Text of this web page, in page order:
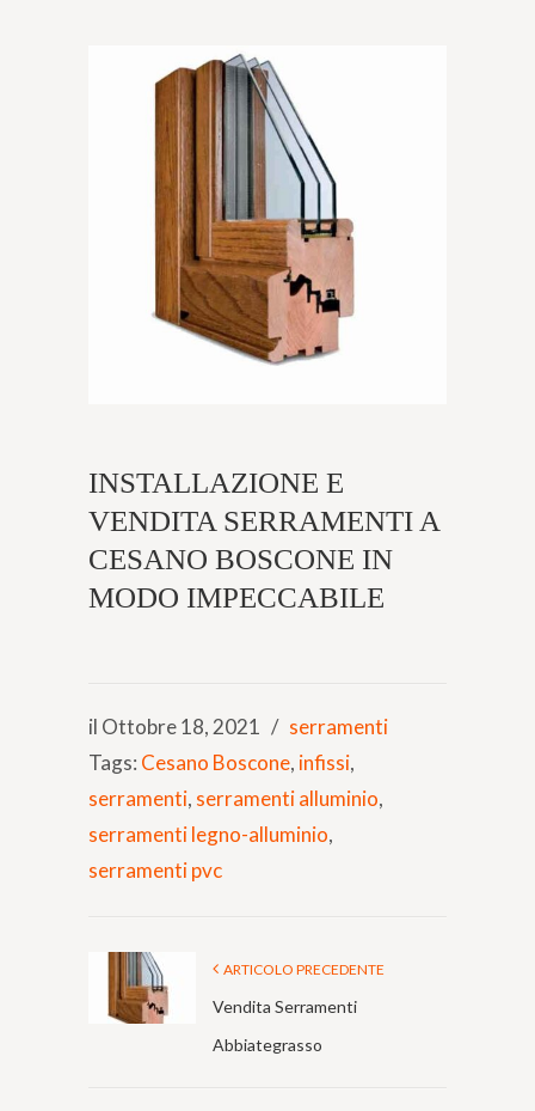
INSTALLAZIONE E
VENDITA SERRAMENTI A
CESANO BOSCONE IN
MODO IMPECCABILE
il Ottobre 18, 2021 / serramenti
Tags: Cesano Boscone, infissi,
serramenti, serramenti alluminio,
serramenti legno-alluminio,
serramenti pvc
ARTICOLO PRECEDENTE
Vendita Serramenti
Abbiategrasso